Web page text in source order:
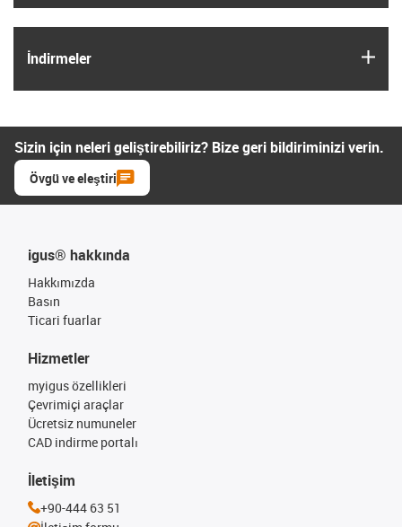
İndirmeler
Sizin için neleri geliştirebiliriz? Bize geri bildiriminizi verin.
Övgü ve eleştiri
igus® hakkında
Hakkımızda
Basın
Ticari fuarlar
Hizmetler
myigus özellikleri
Çevrimiçi araçlar
Ücretsiz numuneler
CAD indirme portalı
İletişim
+90-444 63 51